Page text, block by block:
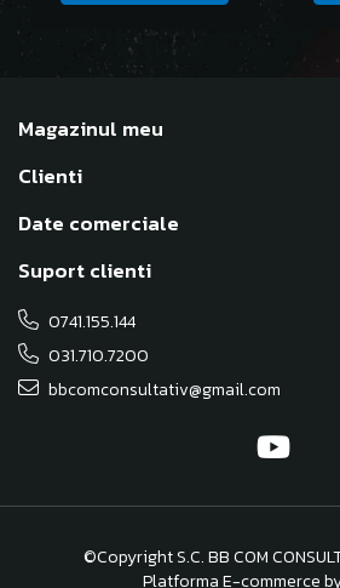
Magazinul meu
Clienti
Date comerciale
Suport clienti
0741.155.144
031.710.7200
bbcomconsultativ@gmail.com
©Copyright S.C. BB COM
Platforma E-commerce